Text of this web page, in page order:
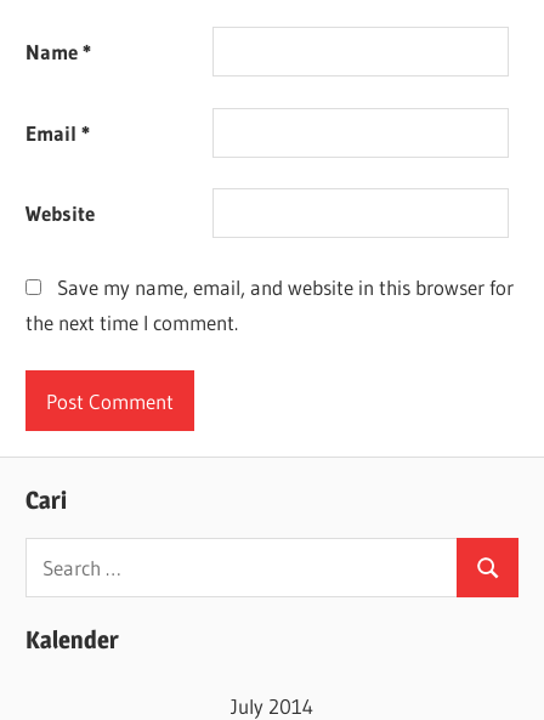
Name*
Email*
Website
Save my name, email, and website in this browser for
the next time I comment.
Cari
Search
for:
Search
Kalender
July 2014